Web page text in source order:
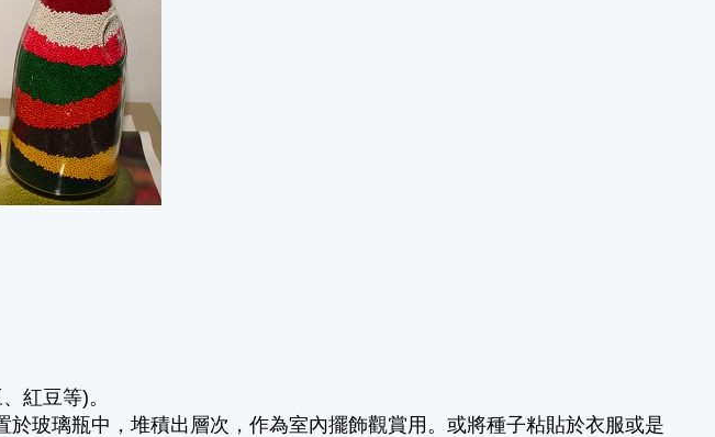
紅豆等)。
玻璃瓶中，堆積出層次，作為室內擺飾觀賞用。或將種子粘貼於衣服或是